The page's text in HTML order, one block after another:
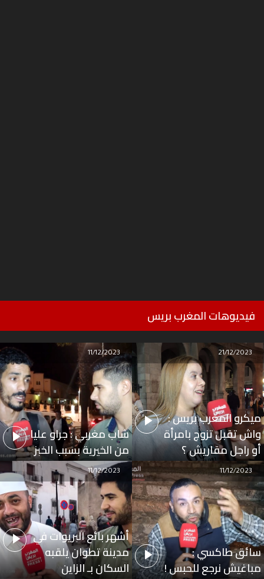
فيديوهات المغرب بريس
ميكرو المغرب بريس :
واش تقبل تزوج بامرأة
أو راجل مقاريش ؟
21/12/2023
شاب مغربي : جراو عليا
من الخيرية بسبب الخبز
11/12/2023
سائق طاكسي :
مباغيش نرجع للحبس !
11/12/2023
أشهر بائع البريوات في
مدينة تطوان يلقبه
السكان بـ الزاين
11/12/2023